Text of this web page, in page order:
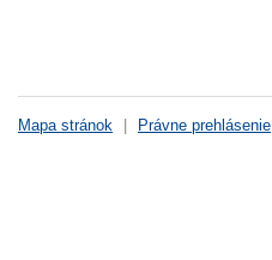
Mapa stránok | Právne prehlásenie